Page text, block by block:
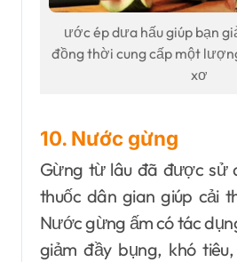
ước ép dưa hấu giúp bạn
đồng thời cung cấp một
xơ
10. Nước gừng
Gừng từ lâu đã được sử
thuốc dân gian giúp cải
Nước gừng ấm có tác
giảm đầy bụng, khó